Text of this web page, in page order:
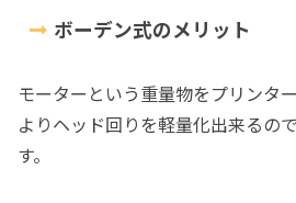
ボーデン式のメリット
モーターという重量物をプリンタ
よりヘッド回りを軽量化出来るの
す。